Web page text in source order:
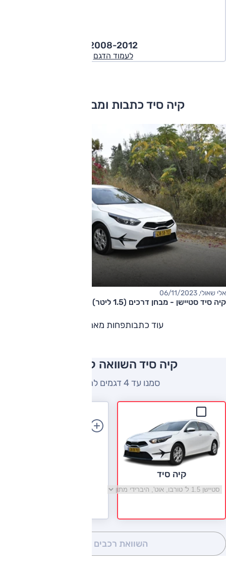
2008-2012
לעמוד הדגם
קיה סיד כתבות ומבחני דרכים
אלי שאולי, 06/11/2023
קיה סיד סטיישן - מבחן דרכים (1.5 ליטר)
עוד כתבותפחות מאמרים
קיה סיד השוואה למתחרים
סמנו עד 4 דגמים להשוואה
קיה סיד
בחר גרסה קיה סיד
השוואת רכבים